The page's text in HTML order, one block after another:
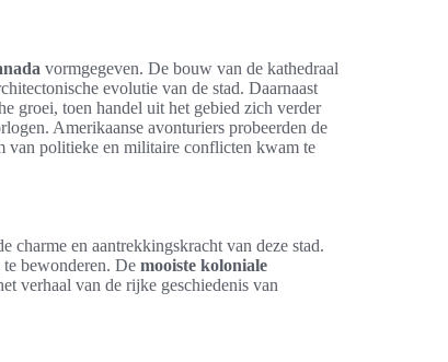
vormgegeven. De bouw van de kathedraal
evolutie van de stad. Daarnaast
groei, toen handel uit het gebied zich verder
Amerikaanse avonturiers probeerden de
van politieke en militaire conflicten kwam te
charme en aantrekkingskracht van deze stad.
bewonderen. De mooiste koloniale
verhaal van de rijke geschiedenis van